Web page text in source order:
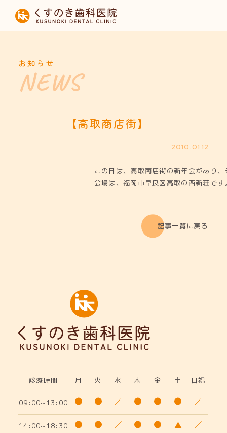
HOME
診療内容
お知らせ
【高取商店街】
2010.01.12
この日は、高取商店街の新年会があり
会場は、福岡市早良区高取の西新荘です
記事一覧に戻る
診療時間 月 火 水 木 金 土 日祝
09:00~13:00
14:00~18:30